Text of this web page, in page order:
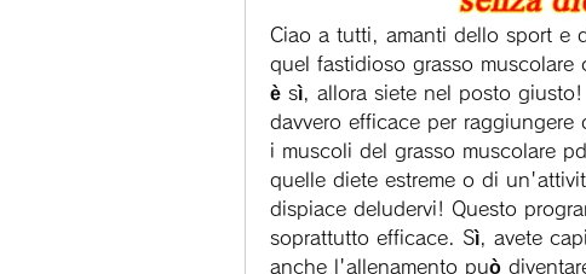
Ciao a tutti, amanti dello sport e
quel fastidioso grasso
è sì, allora siete nel posto
davvero efficace per
i muscoli del grasso muscolare
quelle diete estreme o di
dispiace deludervi! Questo
soprattutto efficace. Sì, avete
anche l'allenamento può